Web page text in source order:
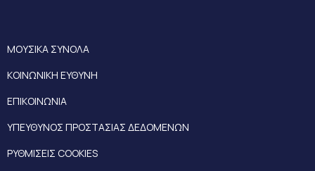
ΜΟΥΣΙΚΑ ΣΥΝΟΛΑ
ΚΟΙΝΩΝΙΚΗ ΕΥΘΥΝΗ
ΕΠΙΚΟΙΝΩΝΙΑ
ΥΠΕΥΘΥΝΟΣ ΠΡΟΣΤΑΣΙΑΣ ΔΕΔΟΜΕΝΩΝ
ΡΥΘΜΙΣΕΙΣ COOKIES